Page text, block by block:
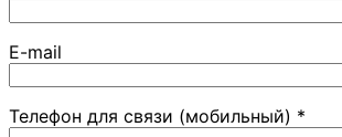
E-mail
Телефон для связи (мобильный) *